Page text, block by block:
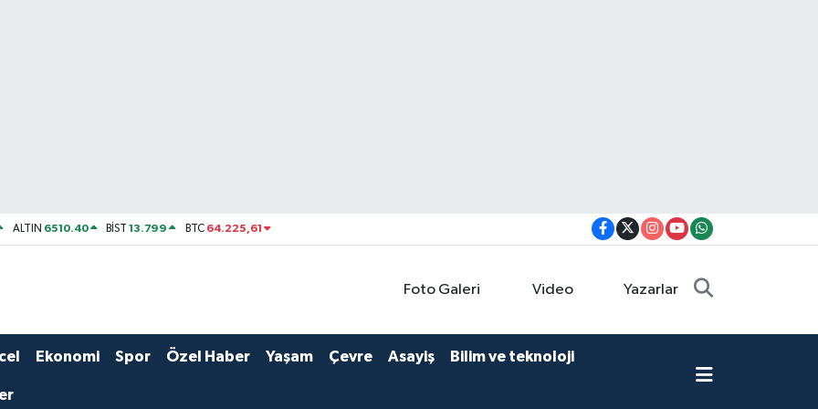
ALTIN 6510.40 BİST13.799 BTC 64.225,61
Foto Galeri Video Yazarlar
Ekonomi Spor Özel Haber Yaşam Çevre Asayiş Bilim ve teknoloji